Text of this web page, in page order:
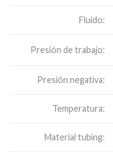
Fluido:
Presión de trabajo:
Presión negativa:
Temperatura:
Material tubing: